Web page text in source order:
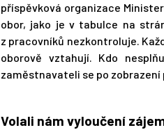
příspěvková organizace
obor, jako je v tabulce na
z pracovníků nezkontroluje.
oborově vztahují. Kdo
zaměstnavateli se po zobrazení
Volali nám vyloučení